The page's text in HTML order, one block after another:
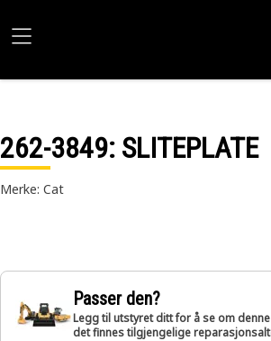
262-3849: SLITEPLATE
Merke: Cat
Passer den?
Legg til utstyret ditt for å se om
det finnes tilgjengelige